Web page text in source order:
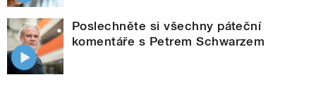
Poslechněte si všechny páteční
komentáře s Petrem Schwarzem